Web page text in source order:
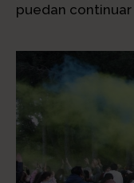
puedan